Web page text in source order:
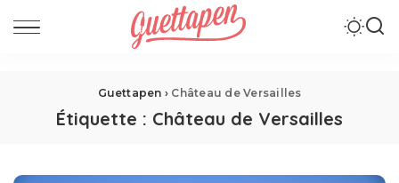
Guettapen › Château de Versailles
Étiquette : Château de Versailles